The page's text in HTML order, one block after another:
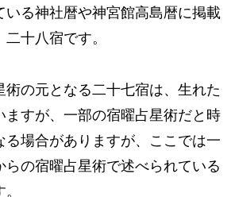
いる神社暦や神宮館高島暦に掲載
十八宿です。
術の元となる二十七宿は、生れた
ますが、一部の宿曜占星術だと時
る場合がありますが、ここでは一
らの宿曜占星術で述べられている